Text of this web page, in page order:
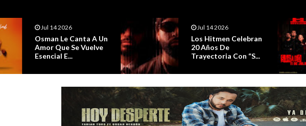
Jul 14 2026
Los Hitmen Celebran
20 Años De
Trayectoria Con “S...
Jul 11 2026
La Celebración Por El
Estreno De ESPIRAL,
Seguirá ...